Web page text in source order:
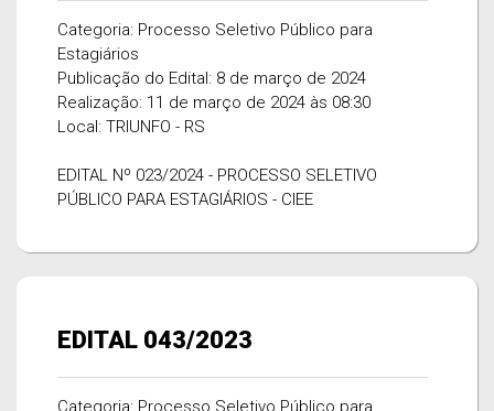
Categoria: Processo Seletivo Público para
Estagiários
Publicação do Edital: 8 de março de 2024
Realização: 11 de março de 2024 às 08:30
Local: TRIUNFO - RS
EDITAL Nº 023/2024 - PROCESSO SELETIVO
PÚBLICO PARA ESTAGIÁRIOS - CIEE
EDITAL 043/2023
Categoria: Processo Seletivo Público para